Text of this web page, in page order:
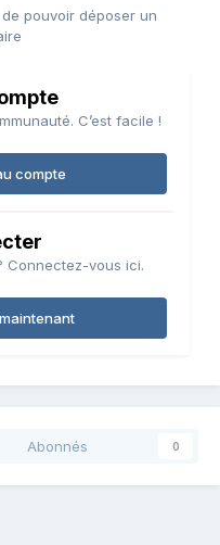
pouvoir déposer un
C’est facile !
compte
Connectez-vous ici.
Abonnés 0